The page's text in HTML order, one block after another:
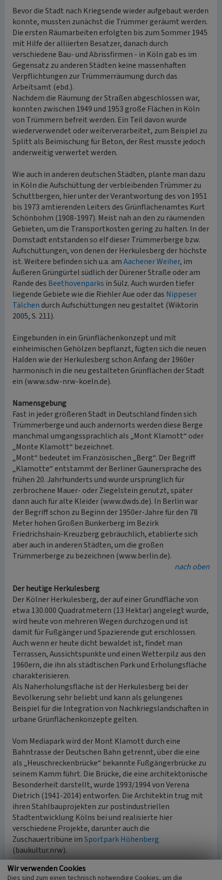
Bevor die Stadt nach Kriegsende wieder aufgebaut werden
konnte, mussten zunächst die Trümmer geräumt werden.
Die ersten Räumarbeiten erfolgten bis zum Sommer 1945
mit Hilfe der alliierten Besatzer, danach durch
verschiedene Bau- und Abrissfirmen - in Köln gab es im
Gegensatz zu anderen Städten keine massenhaften
Verpflichtungen zur Trümmerräumung durch das
Arbeitsamt (ebd.).
Nachdem die Räumung der Straßen abgeschlossen war,
konnten zwischen 1949 und 1953 große Flächen in Köln
von Trümmern befreit werden. Ein Teil davon wurde
wiederverwendet oder weiterverarbeitet, zum Beispiel zu
Splitt als Beimischung für Beton, der Rest musste jedoch
anderweitig verwertet werden.
Wie auch in anderen deutschen Städten, plante man dazu
in Köln die Aufschüttung der verbleibenden Trümmer zu
Schuttbergen, hier unter der Verantwortung des von 1951
bis 1973 amtierenden Leiters des Grünflächenamtes Kurt
Schönbohm (1908-1997). Meist nah an den zu räumenden
Gebieten, um die Transportkosten gering zu halten. In der
Domstadt entstanden so elf dieser Trümmerberge bzw.
Aufschüttungen, von denen der Herkulesberg der höchste
ist. Weitere befinden sich u.a. amAachener Weiher, im
Äußeren Grüngürtel südlich der Dürener Straße oder am
Rande des Beethovenparks in Sülz. Auch wurden tiefer
liegende Gebiete wie die Riehler Aue oder das Nippeser
Tälchen durch Aufschüttungen neu gestaltet (Wiktorin
2005, S. 211).
Eingebunden in ein Grünflächenkonzept und mit
einheimischen Gehölzen bepflanzt, fügten sich die neuen
Halden wie der Herkulesberg schon Anfang der 1960er
harmonisch in die neu gestalteten Grünflächen der Stadt
ein (www.sdw-nrw-koeln.de).
Namensgebung
Fast in jeder größeren Stadt in Deutschland finden sich
Trümmerberge und auch andernorts werden diese Berge
manchmal umgangssprachlich als „Mont Klamott“ oder
„Monte Klamott“ bezeichnet.
„Mont“ bedeutet im Französischen „Berg“. Der Begriff
„Klamotte“ entstammt der Berliner Gaunersprache des
frühen 20. Jahrhunderts und wurde ursprünglich für
zerbrochene Mauer- oder Ziegelstein genutzt, später
dann auch für alte Kleider (www.dwds.de). In Berlin war
der Begriff schon zu Beginn der 1950er-Jahre für den 78
Meter hohen Großen Bunkerberg im Bezirk
Friedrichshain-Kreuzberg gebräuchlich, etablierte sich
aber auch in anderen Städten, um die großen
Trümmerberge zu bezeichnen (www.berlin.de).
nach oben
Der heutige Herkulesberg
Der Kölner Herkulesberg, der auf einer Grundfläche von
etwa 130.000 Quadratmetern (13 Hektar) angelegt wurde,
wird heute von mehreren Wegen durchzogen und ist
damit für Fußgänger und Spazierende gut erschlossen.
Auch wenn er heute dicht bewaldet ist, findet man
Terrassen, Aussichtspunkte und einen Wetterpilz aus den
1960ern, die ihn als städtischen Park und Erholungsfläche
charakterisieren.
Als Naherholungsfläche ist der Herkulesberg bei der
Bevölkerung sehr beliebt und kann als gelungenes
Beispiel für die Integration von Nachkriegslandschaften in
urbane Grünflächenkonzepte gelten.
Vom Mediapark wird der Mont Klamott durch eine
Bahntrasse der Deutschen Bahn getrennt, über die eine
als „Heuschreckenbrücke“ bekannte Fußgängerbrücke zu
seinem Kamm führt. Die Brücke, die eine architektonische
Besonderheit darstellt, wurde 1993/1994 von Verena
Dietrich (1941-2014) entworfen. Die Architektin trug mit
ihren Stahlbauprojekten zur postindustriellen
Stadtentwicklung Kölns bei und realisierte hier
verschiedene Projekte, darunter auch die
Zuschauertribüne imSportpark Höhenberg
(baukultur.nrw).
Höhe des Berges und Objektgeometrie
Wir verwenden Cookies
Dies sind zum einen technisch notwendige Cookies, um die